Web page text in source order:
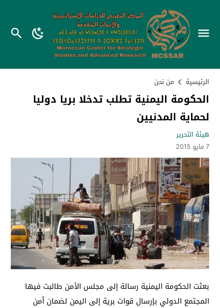
الرئيسية من نحن
الحكومة اليمنية تطلب تدخلا بريا دوليا
لحماية المدنيين
هيئة التحرير
7 مايو 2015
بعثت الحكومة اليمنية رسالة إلى مجلس الأمن طالبت فيها
المجتمع الدولي بإرسال قوات برية إلى اليمن لضمان أمن